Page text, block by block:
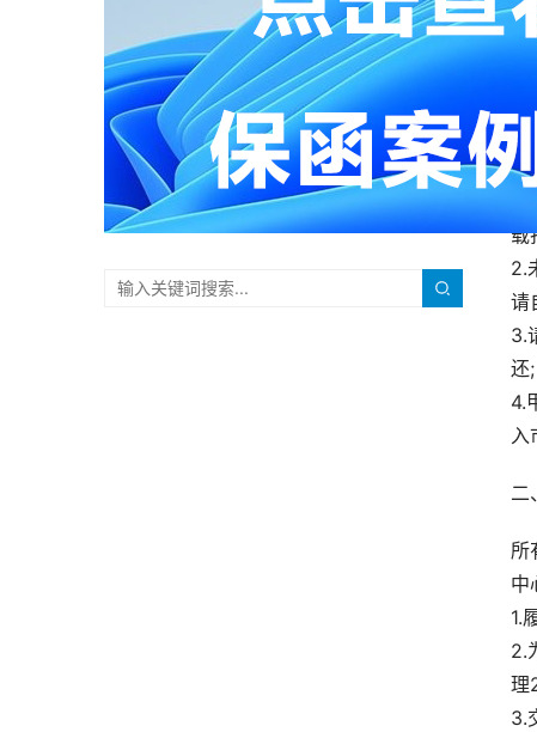
（
所
常
载
2.
请
3.
还;
4.
入
二
所
中
1.
2.
理
3.